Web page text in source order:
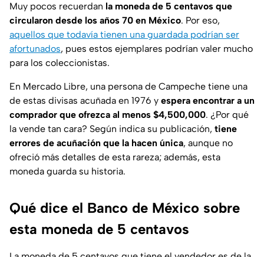
Muy pocos recuerdan la moneda de 5 centavos que
circularon desde los años 70 en México. Por eso,
aquellos que todavía tienen una guardada podrían ser
afortunados, pues estos ejemplares podrían valer mucho
para los coleccionistas.
En Mercado Libre, una persona de Campeche tiene una
de estas divisas acuñada en 1976 y espera encontrar a un
comprador que ofrezca al menos $4,500,000. ¿Por qué
la vende tan cara? Según indica su publicación, tiene
errores de acuñación que la hacen única, aunque no
ofreció más detalles de esta rareza; además, esta
moneda guarda su historia.
Qué dice el Banco de México sobre
esta moneda de 5 centavos